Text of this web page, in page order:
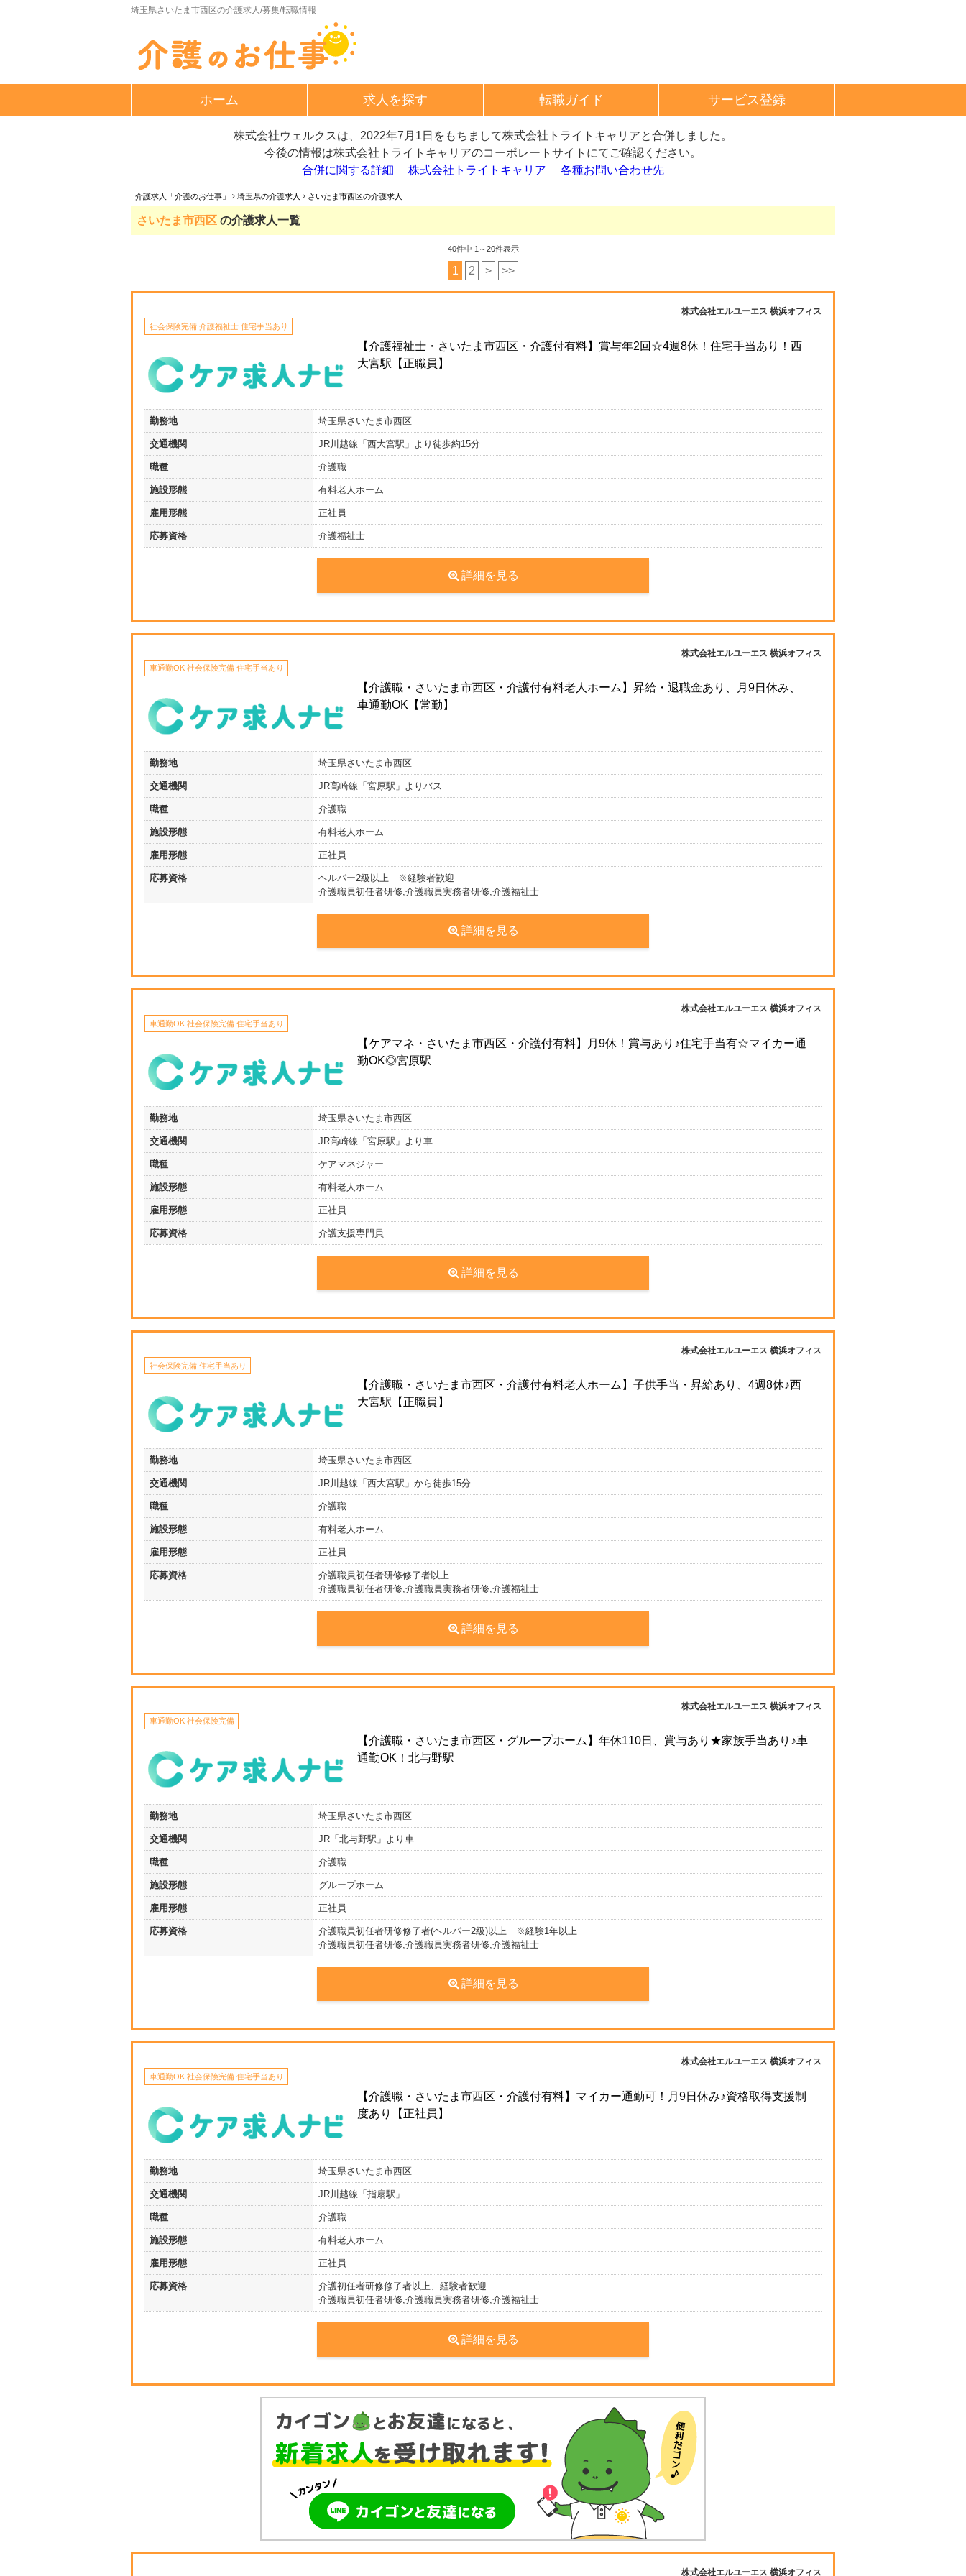
埼玉県さいたま市西区の介護求人/募集/転職情報
ホーム 求人を探す 転職ガイド サービス登録
株式会社ウェルクスは、2022年7月1日をもちまして株式会社トライトキャリアと合併しました。
今後の情報は株式会社トライトキャリアのコーポレートサイトにてご確認ください。
合併に関する詳細
株式会社トライトキャリア 各種お問い合わせ先
介護求人「介護のお仕事」 埼玉県の介護求人 さいたま市西区の介護求人
さいたま市西区 の介護求人一覧
40件中 1～20件表示
1 2 > >>
株式会社エルユーエス 横浜オフィス
社会保険完備 介護福祉士 住宅手当あり
【介護福祉士・さいたま市西区・介護付有料】賞与年2回☆4週8休！住宅手当あり！西
大宮駅【正職員】
勤務地 埼玉県さいたま市西区
交通機関 JR川越線「西大宮駅」より徒歩約15分
職種 介護職
施設形態 有料老人ホーム
雇用形態 正社員
応募資格 介護福祉士
詳細を見る
株式会社エルユーエス 横浜オフィス
車通勤OK 社会保険完備 住宅手当あり
【介護職・さいたま市西区・介護付有料老人ホーム】昇給・退職金あり、月9日休み、
車通勤OK【常勤】
勤務地 埼玉県さいたま市西区
交通機関 JR高崎線「宮原駅」よりバス
職種 介護職
施設形態 有料老人ホーム
雇用形態 正社員
応募資格
ヘルパー2級以上 ※経験者歓迎
介護職員初任者研修,介護職員実務者研修,介護福祉士
詳細を見る
株式会社エルユーエス 横浜オフィス
車通勤OK 社会保険完備 住宅手当あり
【ケアマネ・さいたま市西区・介護付有料】月9休！賞与あり♪住宅手当有☆マイカー通
勤OK◎宮原駅
勤務地 埼玉県さいたま市西区
交通機関 JR高崎線「宮原駅」より車
職種 ケアマネジャー
施設形態 有料老人ホーム
雇用形態 正社員
応募資格 介護支援専門員
詳細を見る
株式会社エルユーエス 横浜オフィス
社会保険完備 住宅手当あり
【介護職・さいたま市西区・介護付有料老人ホーム】子供手当・昇給あり、4週8休♪西
大宮駅【正職員】
勤務地 埼玉県さいたま市西区
交通機関 JR川越線「西大宮駅」から徒歩15分
職種 介護職
施設形態 有料老人ホーム
雇用形態 正社員
応募資格
介護職員初任者研修修了者以上
介護職員初任者研修,介護職員実務者研修,介護福祉士
詳細を見る
株式会社エルユーエス 横浜オフィス
車通勤OK 社会保険完備
【介護職・さいたま市西区・グループホーム】年休110日、賞与あり★家族手当あり♪車
通勤OK！北与野駅
勤務地 埼玉県さいたま市西区
交通機関 JR「北与野駅」より車
職種 介護職
施設形態 グループホーム
雇用形態 正社員
応募資格
介護職員初任者研修修了者(ヘルパー2級)以上 ※経験1年以上
介護職員初任者研修,介護職員実務者研修,介護福祉士
詳細を見る
株式会社エルユーエス 横浜オフィス
車通勤OK 社会保険完備 住宅手当あり
【介護職・さいたま市西区・介護付有料】マイカー通勤可！月9日休み♪資格取得支援制
度あり【正社員】
勤務地 埼玉県さいたま市西区
交通機関 JR川越線「指扇駅」
職種 介護職
施設形態 有料老人ホーム
雇用形態 正社員
応募資格
介護初任者研修修了者以上、経験者歓迎
介護職員初任者研修,介護職員実務者研修,介護福祉士
詳細を見る
株式会社エルユーエス 横浜オフィス